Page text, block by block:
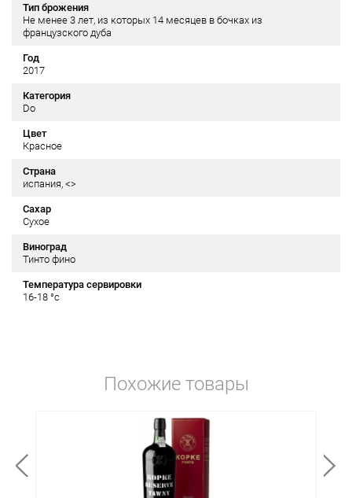
Тип брожения
Не менее 3 лет, из которых 14 месяцев в бочках из
французского дуба
Год
2017
Категория
Do
Цвет
Красное
Страна
испания, <>
Сахар
Сухое
Виноград
Тинто фино
Температура сервировки
16-18 °c
Похожие товары